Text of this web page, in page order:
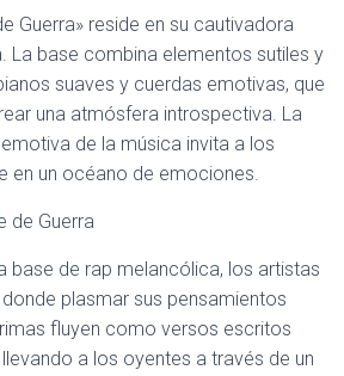
Guerra» reside en su cautivadora
La base combina elementos sutiles y
suaves y cuerdas emotivas, que
una atmósfera introspectiva. La
de la música invita a los
en un océano de emociones.
de Guerra
base de rap melancólica, los artistas
plasmar sus pensamientos
fluyen como versos escritos
a los oyentes a través de un